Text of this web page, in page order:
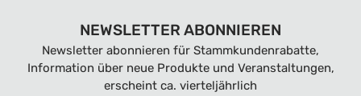
NEWSLETTER ABONNIEREN
Newsletter abonnieren für Stammkundenrabatte,
Information über neue Produkte und Veranstaltungen,
erscheint ca. vierteljährlich